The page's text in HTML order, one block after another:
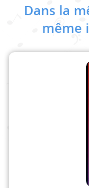
Dans la
même